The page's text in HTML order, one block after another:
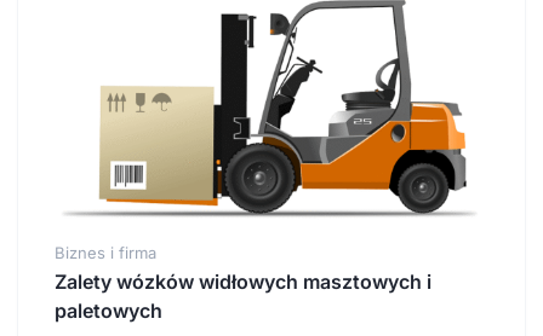
Biznes i firma
Zalety wózków widłowych masztowych i
paletowych